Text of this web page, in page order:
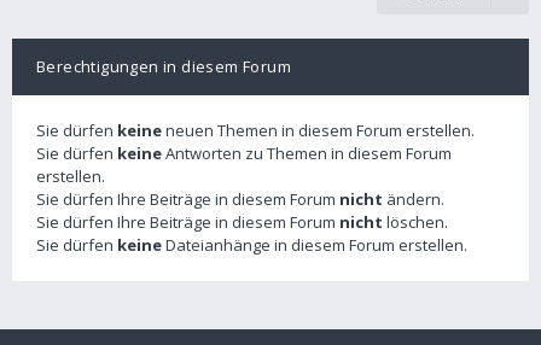
Berechtigungen in diesem Forum
Sie dürfen keineneuen Themen in diesem Forum erstellen.
Sie dürfen keineAntworten zu Themen in diesem Forum
erstellen.
Sie dürfen Ihre Beiträge in diesem Forum nicht ändern.
Sie dürfen Ihre Beiträge in diesem Forum nicht löschen.
Sie dürfen keineDateianhänge in diesem Forum erstellen.